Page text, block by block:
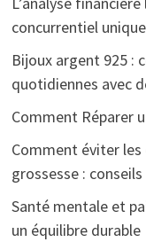
concurrentiel unique
Bijoux argent 925 :
quotidiennes avec
Comment Réparer
Comment éviter
grossesse :
Santé mentale et
un équilibre durable